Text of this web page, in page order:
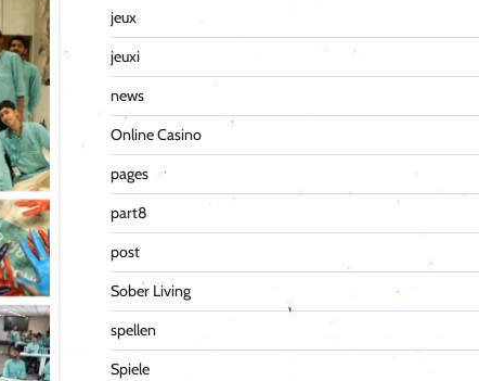
jeux
jeuxi
news
Online Casino
pages
part8
post
Sober Living
spellen
Spiele